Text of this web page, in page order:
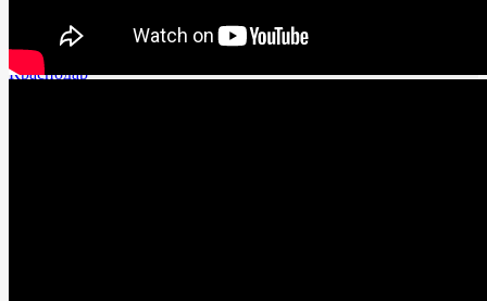
Калуга
Курган
Краснодар